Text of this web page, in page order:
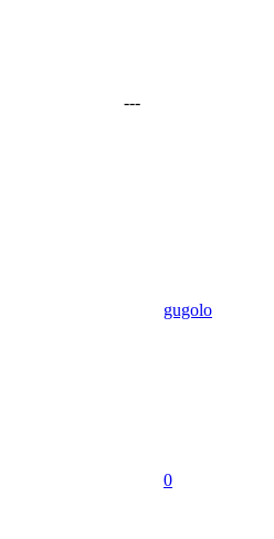
---
gugolo
0